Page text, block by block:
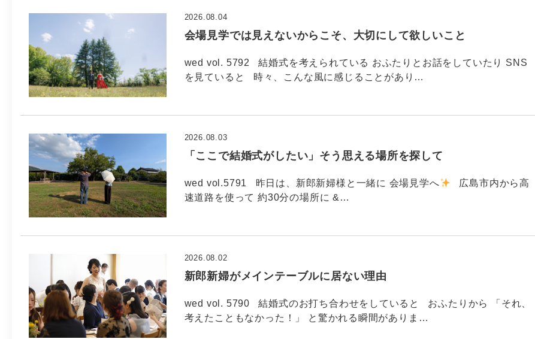
会場見学では見えないからこそ、大切にして欲しいこと
2026.08.04
wed vol. 5792 結婚式を考えられている おふたりとお話をしていたり SNS
を見ていると 時々、こんな風に感じることがあり…
「ここで結婚式がしたい」そう思える場所を探して
2026.08.03
wed vol.5791 昨日は、新郎新婦様と一緒に 会場見学へ
広島市内から高
速道路を使って 約30分の場所に &…
新郎新婦がメインテーブルに居ない理由
2026.08.02
wed vol. 5790 結婚式のお打ち合わせをしていると おふたりから 「それ、
考えたこともなかった！」 と驚かれる瞬間がありま…